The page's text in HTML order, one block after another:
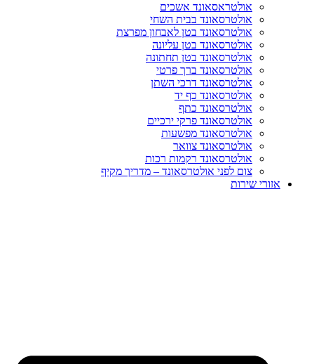
אולטראסאונד אשכים
אולטרסאונד בבית השחי
אולטרסאונד בטן לאבחון מפרצת
אולטרסאונד בטן עליונה
אולטרסאונד בטן תחתונה
אולטרסאונד ברך פרטי
אולטרסאונד דרכי השתן
אולטרסאונד כף יד
אולטרסאונד כתף
אולטרסאונד פרקי ירכיים
אולטרסאונד מפשעות
אולטרסאונד צוואר
אולטרסאונד רקמות רכות
צום לפני אולטרסאונד – מדריך מקיף
אזורי שירות